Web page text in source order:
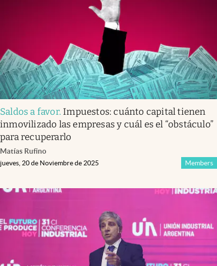
Saldos a favor. Impuestos: cuánto capital tienen
inmovilizado las empresas y cuál es el “obstáculo”
para recuperarlo
Matías Rufino
Members
jueves, 20 de Noviembre de 2025